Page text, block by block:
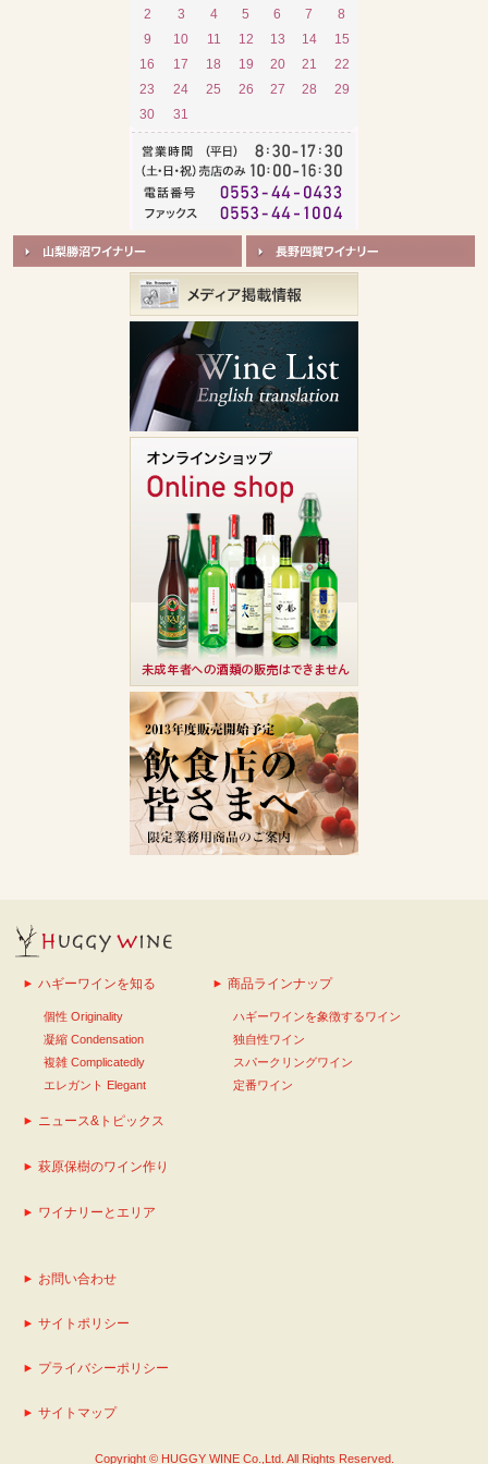
2 3 4 5 6 7
8
9
10 11 12 13 14
15
16
17 18 19 20 21
22
23
24 25 26 27 28
29
30
31
ハギーワインを知る
個性 Originality
凝縮 Condensation
複雑 Complicatedly
エレガント Elegant
商品ラインナップ
ハギーワインを象徴するワイン
独自性ワイン
スパークリングワイン
定番ワイン
ニュース&トピックス
萩原保樹のワイン作り
ワイナリーとエリア
お問い合わせ
サイトポリシー
プライバシーポリシー
サイトマップ
Copyright © HUGGY WINE Co.,Ltd. All Rights Reserved.